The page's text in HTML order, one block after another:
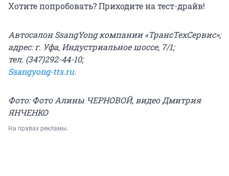
Хотите попробовать? Приходите на тест-драйв!
Автосалон SsangYong компании «ТрансТехСервис»;
адрес: г. Уфа, Индустриальное шоссе, 7/1;
тел. (347)292-44-10;
Ssangyong-tts.ru.
Фото: Фото Алины ЧЕРНОВОЙ, видео Дмитрия
ЯНЧЕНКО
На правах рекламы.